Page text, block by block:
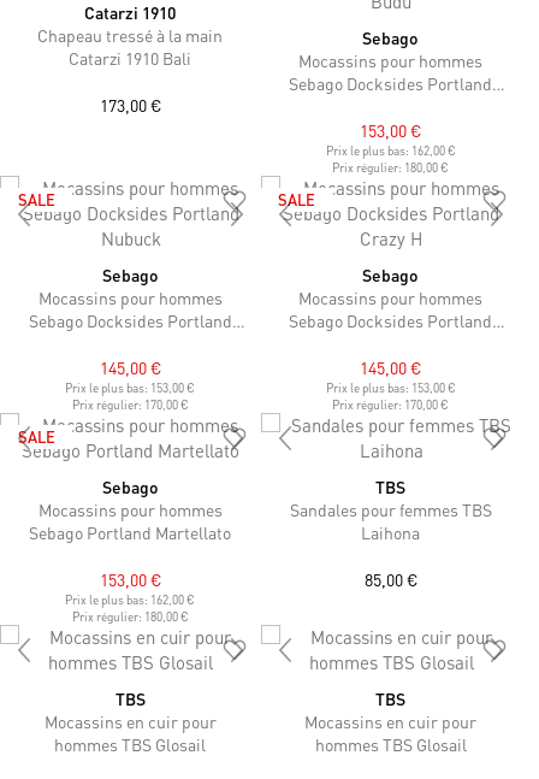
Catarzi 1910
Chapeau tressé à la main
Catarzi 1910 Bali
173,00 €
Sebago
Mocassins pour hommes
Sebago Docksides Portland
153,00 €
Prix le plus bas: 162,00 €
Prix régulier: 180,00 €
SALE
Sebago
Mocassins pour hommes
Sebago Docksides Portland
145,00 €
Prix le plus bas: 153,00 €
Prix régulier: 170,00 €
SALE
Sebago
Mocassins pour hommes
Sebago Docksides Portland
145,00 €
Prix le plus bas: 153,00 €
Prix régulier: 170,00 €
SALE
Sebago
Mocassins pour hommes
Sebago Portland Martellato
153,00 €
Prix le plus bas: 162,00 €
Prix régulier: 180,00 €
TBS
Sandales pour femmes TBS
Laihona
85,00 €
TBS
Mocassins en cuir pour
hommes TBS Glosail
TBS
Mocassins en cuir pour
hommes TBS Glosail